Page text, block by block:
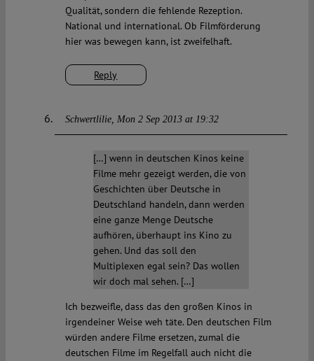
Reply
Qualität, sondern die fehlende Rezeption.
National und international. Ob Filmförderung
hier was bewegen kann, ist zweifelhaft.
Schwertlilie Mon 2 Sep 2013 at 19:32
[…] wenn in deutschen Kinos keine
Filme mehr gezeigt werden, die von
Geschichten über Deutsche in
Deutschland handeln, dann werden
eine ganze Menge Deutsche
aufhören, überhaupt ins Kino zu
gehen. Und das soll den
Multiplexen egal sein? Das wollen
wir doch mal sehen. […]
Ich bezweifle, dass das den großen Kinos in
irgendeiner Weise weh täte. Den deutschen Film
würden andere Filme ersetzen, zumal die
deutschen Filme im Regelfall auch nicht die